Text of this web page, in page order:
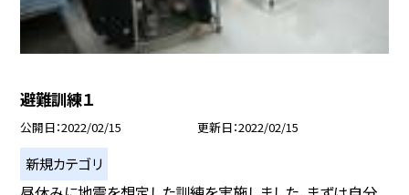
避難訓練１
公開日 2022/02/15 更新日 2022/02/15
新規カテゴリ